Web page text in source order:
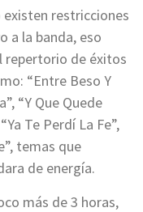
existen restricciones
a la banda, eso
repertorio de éxitos
“Entre Beso Y
“Y Que Quede
Te Perdí La Fe”,
temas que
de energía.
más de 3 horas,